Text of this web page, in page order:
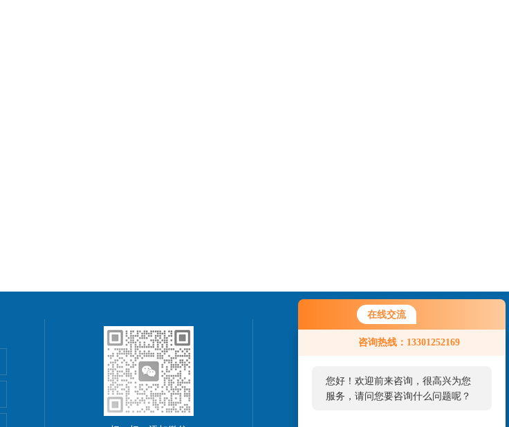
在线交流
咨询热线：13301252169
您好！欢迎前来咨询，很高兴为您
服务，请问您要咨询什么问题呢？
联系我们
010-82827937